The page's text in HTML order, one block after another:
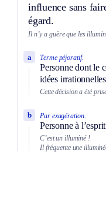
influence sans
égard.
Il n’y a guère que les
Terme péjoratif.
Personne dont le
idées
a
Cette décision a été
Par exagération.
Personne à
b
C’est un illuminé !
Il fréquente une